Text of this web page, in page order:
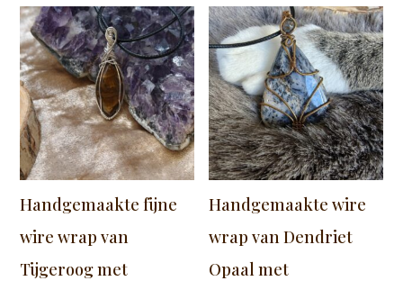
Handgemaakte fijne
wire wrap van
Tijgeroog met
Handgemaakte wire
wrap van Dendriet
Opaal met